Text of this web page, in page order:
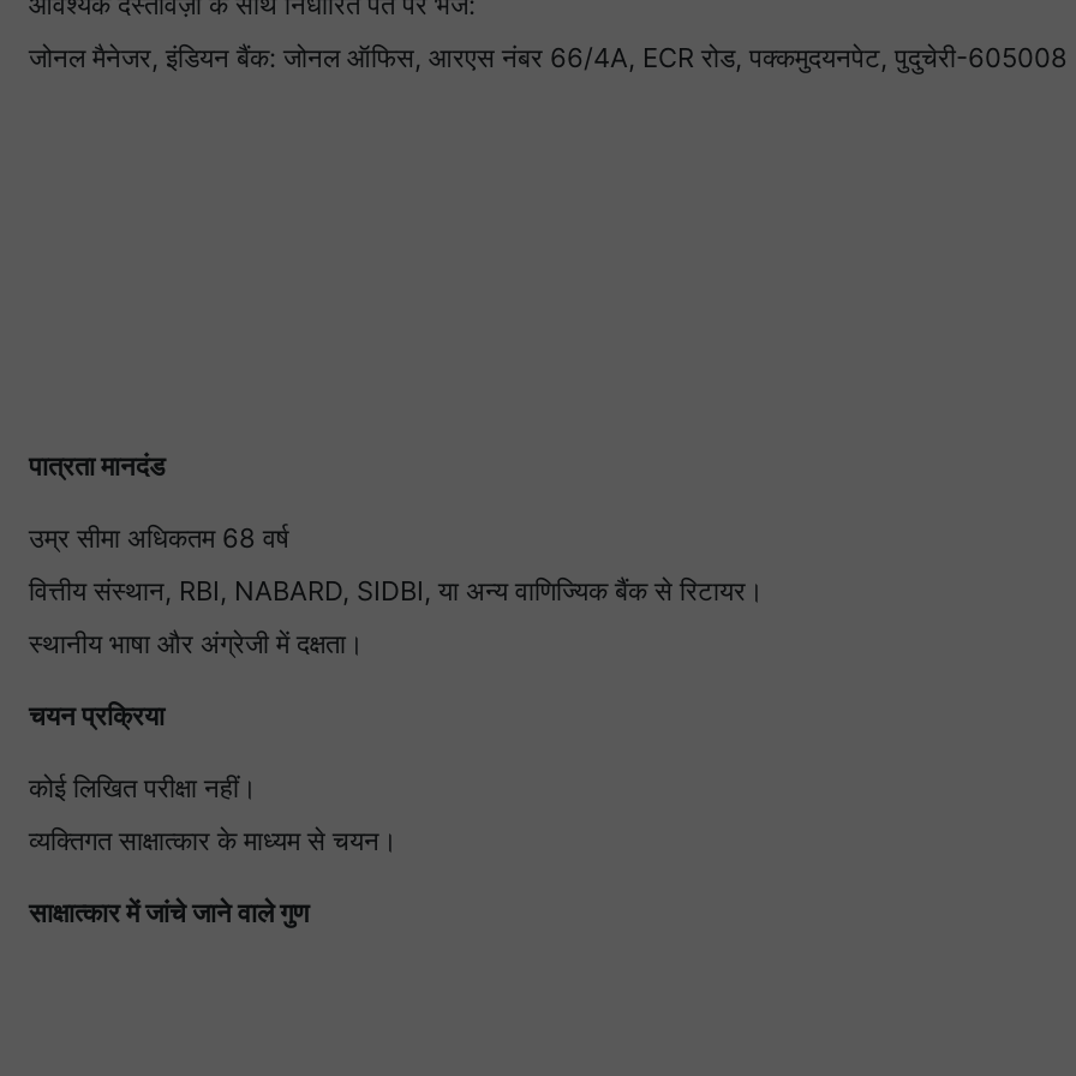
जोनल मैनेजर, इंडियन बैंक: जोनल ऑफिस, आरएस नंबर 66/4A, ECR रोड, पक्कमुदयनपेट, पुदुचेरी-
पात्रता मानदंड
उम्र सीमा अधिकतम 68 वर्ष
वित्तीय संस्थान, RBI, NABARD, SIDBI, या अन्य वाणिज्यिक बैंक से रिटायर।
स्थानीय भाषा और अंग्रेजी में दक्षता।
चयन प्रक्रिया
कोई लिखित परीक्षा नहीं।
व्यक्तिगत साक्षात्कार के माध्यम से चयन।
साक्षात्कार में जांचे जाने वाले गुण